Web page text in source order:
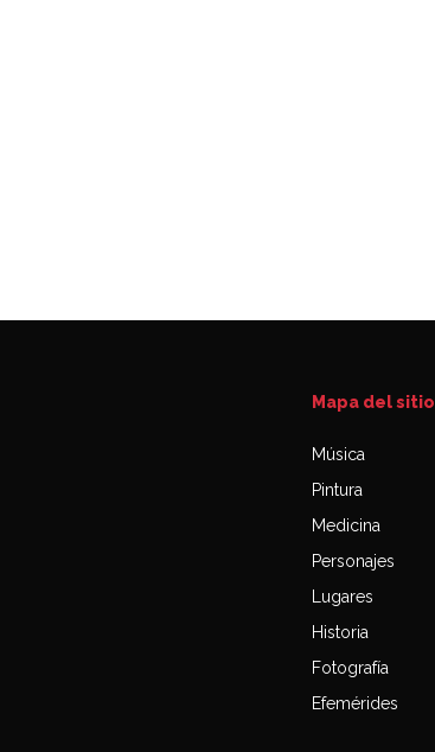
Mapa del sitio
Música
Pintura
Medicina
Personajes
Lugares
Historia
Fotografía
Efemérides